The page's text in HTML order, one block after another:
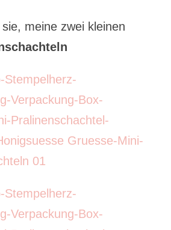
meine zwei kleinen